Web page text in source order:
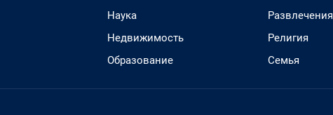
Наука
Недвижимость
Образование
Развлечения
Религия
Семья